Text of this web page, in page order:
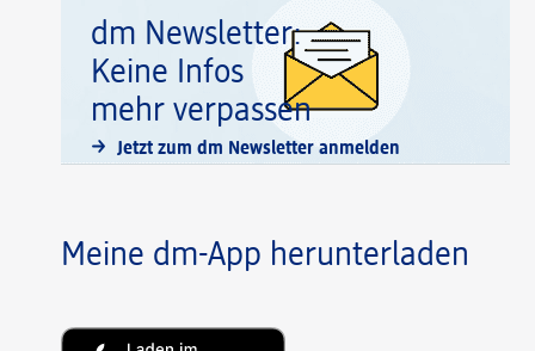
dm Newsletter:
Keine Infos
mehr verpassen
Jetzt zum dm Newsletter anmelden
Meine dm-App herunterladen